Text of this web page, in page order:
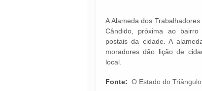
A Alameda dos
Cândido, próxima ao
postais da cidade. A
moradores dão lição de
local.
Fonte: O Estado do Triângulo